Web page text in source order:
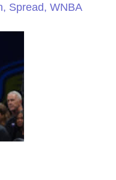
Spread, WNBA